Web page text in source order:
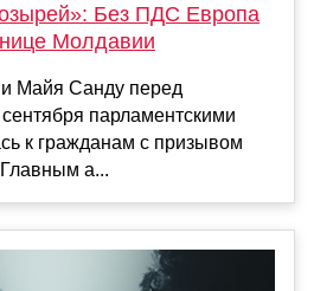
Без ПДС Европа
Молдавии
Майя Санду перед
парламентскими
к гражданам с призывом
а...